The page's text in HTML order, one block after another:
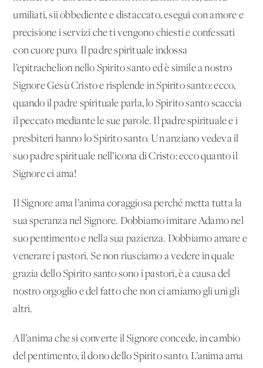
umiliati, sii obbediente e distaccato, esegui con amore e
precisione i servizi che ti vengono chiesti e confessati
con cuore puro. Il padre spirituale indossa
l’epitrachelion nello Spirito santo ed è simile a nostro
Signore Gesù Cristo e risplende in Spirito santo: ecco,
quando il padre spirituale parla, lo Spirito santo scaccia
il peccato mediante le sue parole. Il padre spirituale e i
presbiteri hanno lo Spirito santo. Un anziano vedeva il
suo padre spirituale nell’icona di Cristo: ecco quanto il
Signore ci ama!
Il Signore ama l’anima coraggiosa perché metta tutta la
sua speranza nel Signore. Dobbiamo imitare Adamo nel
suo pentimento e nella sua pazienza. Dobbiamo amare e
venerare i pastori. Se non riusciamo a vedere in quale
grazia dello Spirito santo sono i pastori, è a causa del
nostro orgoglio e del fatto che non ci amiamo gli uni gli
altri.
All’anima che si converte il Signore concede, in cambio
del pentimento, il dono dello Spirito santo. L’anima ama